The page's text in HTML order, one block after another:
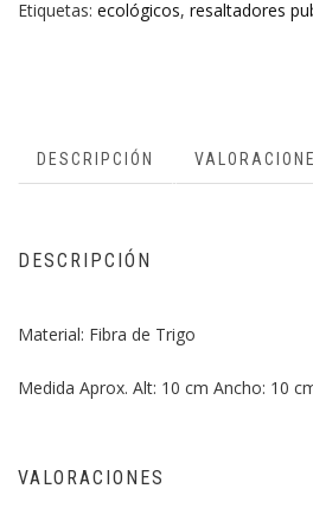
Etiquetas: ecológicos, resaltadores
DESCRIPCIÓN
DESCRIPCIÓN
Material: Fibra de Trigo
Medida Aprox. Alt: 10 cm Ancho: 10
VALORACIONES